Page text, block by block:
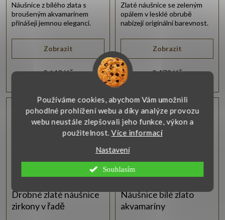
Používáme cookies, abychom Vám umožnili
pohodlné prohlížení webu a díky analýze provozu
webu neustále zlepšovali jeho funkce, výkon a
použitelnost.Více informací
Nastavení
Souhlasím
9 640 Kč
Zobrazit
Náušnice z bílého zlata s
broušeným akvamarínem
přinášejí jemnou eleganci.
9 470 Kč
Zobrazit
Zlaté náušnice se zeleným
opálem v lesklé obrubě
nabízejí originální barevnost.
Vlastní výroba
Drobné zlaté náušnice
zirkony v řadě
Vlastní výroba
Náušnice bílé zlato
akvamaríny